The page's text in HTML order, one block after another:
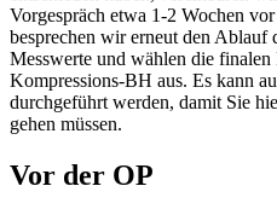
Vorgespräch etwa 1-2 Wochen
besprechen wir erneut den Ablauf
Messwerte und wählen die
Kompressions-BH aus. Es kann
durchgeführt werden, damit Sie
gehen müssen.
Vor der OP